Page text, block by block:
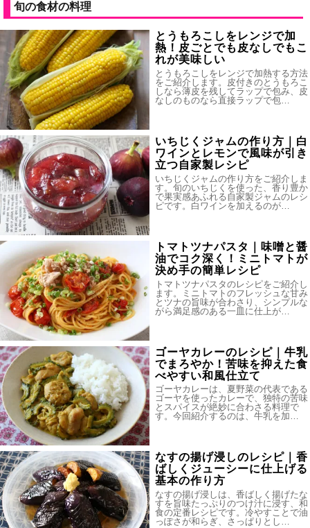
旬の食材の料理
とうもろこしをレンジで加
熱！皮ごとでも皮なしでもこ
れが美味しい
とうもろこしをレンジで加熱する方法
をご紹介します。皮付きのとうもろこ
しなら薄皮を残してラップで包み、皮
なしのものなら直接ラップで包…
いちじくジャムの作り方｜白
ワインとレモンで風味が引き
立つ自家製レシピ
いちじくジャムの作り方をご紹介しま
す。旬のいちじくを使った、香り豊か
で果実感あふれる自家製ジャムのレシ
ピです。白ワインを加えるのが…
トマトツナパスタ｜味噌と醤
油でコク深く！ミニトマトが
決め手の簡単レシピ
トマトツナパスタのレシピをご紹介し
ます。ミニトマトのフレッシュな甘み
とツナの旨味が合わさり、シンプルな
がら満足感のある一皿に仕上が…
ゴーヤカレーのレシピ｜牛乳
でまろやか！苦味を抑えた食
べやすい和風仕立て
ゴーヤカレーは、夏野菜の代表である
ゴーヤを使ったカレーで、独特の苦味
とスパイスが絶妙に合わさる料理で
す。今回紹介するのは、牛乳を加…
なすの揚げ浸しのレシピ｜香
ばしくジューシーに仕上げる
基本の作り方
なすの揚げ浸しは、香ばしく揚げたな
すを旨味たっぷりのつけ汁に浸す、和
食の定番レシピです。冷やすことで油
っぽさが和らぎ、さっぱりとし…